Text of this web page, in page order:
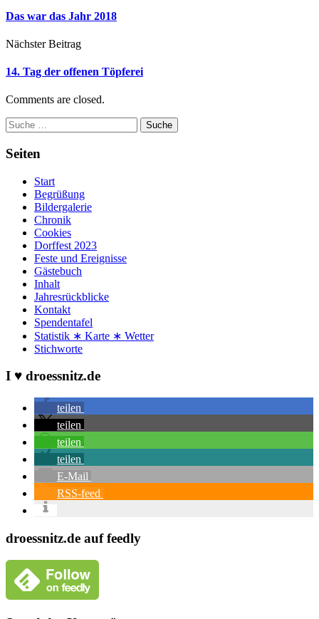
Das war das Jahr 2018
Nächster Beitrag
14. Tag der offenen Töpferei
Comments are closed.
Suche
Seiten
Start
Begrüßung
Bildergalerie
Chronik
Cookies
Dorffest 2023
Feste und Ereignisse
Gästebuch
Inhalt
Jahresrückblicke
Kontakt
Spendentafel
Statistik ∗ Karte ∗ Wetter
Stichworte
I ♥ droessnitz.de
teilen
teilen
teilen
teilen
E-Mail
RSS-feed
droessnitz.de auf feedly